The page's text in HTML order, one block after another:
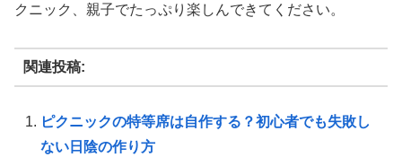
クニック、親子でたっぷり楽しんできてください。
関連投稿:
ピクニックの特等席は自作する？初心者でも失敗し
ない日陰の作り方